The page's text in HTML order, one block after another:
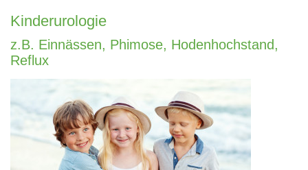
Kinderurologie
z.B. Einnässen, Phimose, Hodenhochstand,
Reflux